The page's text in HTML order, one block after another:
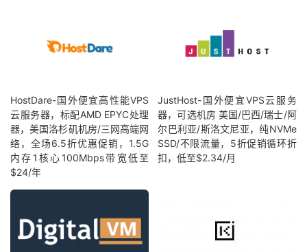
HostDare-国外便宜高性能VPS
云服务器，标配AMD EPYC处理
器，美国洛杉矶机房/三网高端网
络，全场6.5折优惠促销，1.5G
内存1核心100Mbps带宽低至
$24/年
JustHost-国外便宜VPS云服务
器，可选机房 美国/巴西/瑞士/阿
尔巴利亚/斯洛文尼亚，纯NVMe
SSD/不限流量，5折促销循环折
扣，低至$2.34/月